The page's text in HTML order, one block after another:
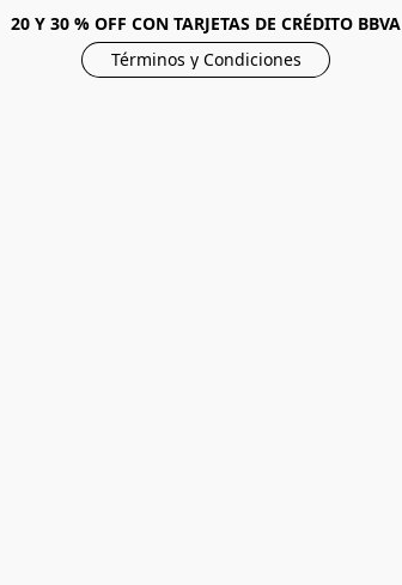
20 Y 30 % OFF CON TARJETAS DE CRÉDITO BBVA
Términos y Condiciones